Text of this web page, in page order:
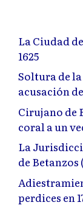
La Ciudad
1625
Soltura de
acusación
Cirujano de
coral a un
La
de Betanzos
perdices en